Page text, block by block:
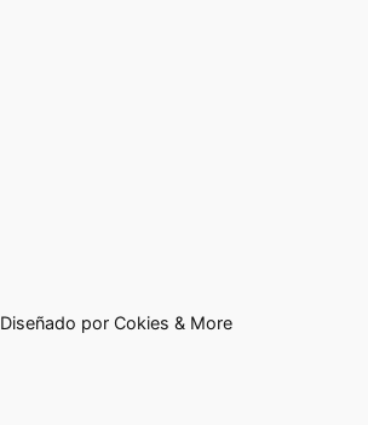
Diseñado por Cokies & More